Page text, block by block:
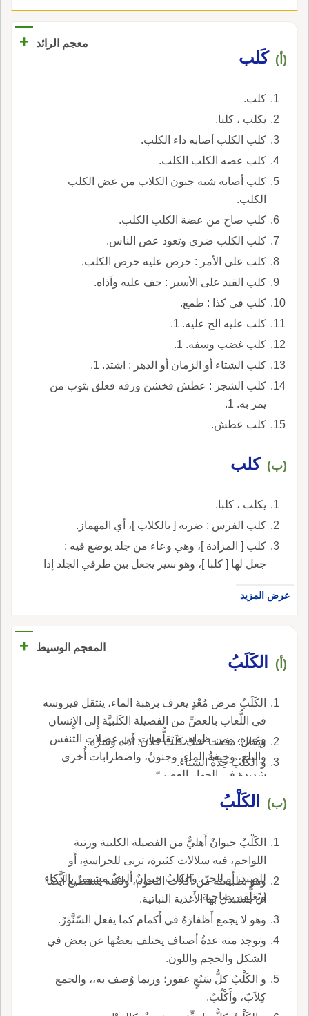
معجم الرائد +
(أ) كَلب
كلب.
يكلب ، كلبا.
كلب الكلب أصابه داء الكلب.
كلب عضه الكلب الكلب.
كلب أصابه شبه جنون الكلاب من عض الكلب
الكلب.
كلب صاح من عضة الكلب الكلب.
كلب الكلب ضري وتعود عض الناس.
كلب على الأمر : حرص عليه حرص الكلب.
كلب القيد على الأسير : جف عليه وآذاه.
كلب في كذا : طمع.
كلب عليه الح عليه. 1.
كلب غضب وسفه. 1.
كلب الشتاء أو الزمان أو الدهر : اشتد. 1.
كلب الشجر : عطش فخشن ورقه فعلق بثوب من
يمر به. 1.
كلب عطش.
(ب) كلب
يكلب ، كلبا.
كلب الفرس : ضربه [ بالكلاب ]، أي المهماز.
كلب [ المزادة ]، وهي وعاء من جلد يوضع فيه :
جعل لها [ كلبا ]، وهو سير يجعل بين طرفي الجلد إذا
عرض المزيد
المعجم الوسيط +
(أ) الكَلَبُ
الكَلَبُ مرض مُعْدٍ يعرف برهبة الماء، ينتقل فيروسه
في اللُّعاب بالعضِّ من الفصيلة الكَلبيَّة إِلى الإِنسان
وغيره، ومن ظواهره تقلُّصات في عضلات التنفس
والبلع، وخِيفةُ الماءِ، وجنونٌ، واضطرابات أُخرى
شديدة في الجهاز العصبيّ.
ويقال: دفعت عنك كَلَبَ فلان: أَذاه وشرَّه.
و الكَلَبُ حِدَّةُ الشتاء.
(ب) الكَلْبُ
الكَلْبُ حيوانٌ أَهليٌّ من الفصيلة الكلبية ورتبة
اللواحم، فيه سلالات كثيرة، تربى للحراسةِ، أَو
للصيد، أَو للجرّ، والكلبُ حيوانٌ أَليفٌ مشهورٌ بالذَّكاء
وتَعَلُّقِهِ بصاحبة.
وهو بطبيعته من آكلات اللحوم، ولكنه يستطيع أَيضًا
أن يستبدل بها الأَغذية النباتية.
وهو لا يجمع أَظفارَهُ في أَكمام كما يفعل السّنَّوْرُ.
وتوجد منه عدةُ أصناف يختلف بعضُها عن بعض في
الشكل والحجم واللون.
و الكَلْبُ كلُّ سَبُعٍ عقور؛ وربما وُصف به،، والجمع
كِلاَبٌ، وأَكْلُبٌ.